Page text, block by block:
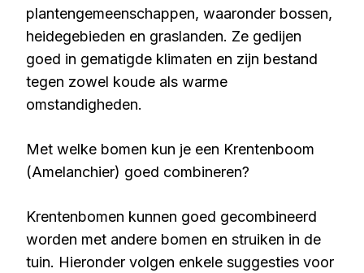
plantengemeenschappen, waaronder bossen,
heidegebieden en graslanden. Ze gedijen
goed in gematigde klimaten en zijn bestand
tegen zowel koude als warme
omstandigheden.
Met welke bomen kun je een Krentenboom
(Amelanchier) goed combineren?
Krentenbomen kunnen goed gecombineerd
worden met andere bomen en struiken in de
tuin. Hieronder volgen enkele suggesties voor